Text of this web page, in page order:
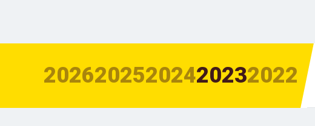
20262025202420232022